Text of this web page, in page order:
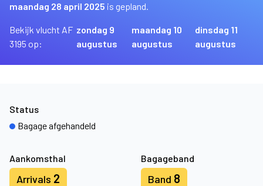
maandag 28 april 2025 is gepland.
Bekijk vlucht AF
3195 op:
zondag 9
augustus
maandag 10
augustus
dinsdag 11
augustus
Aankomsthal
Arrivals 2
Bagageband
Band 8
Status
Bagage afgehandeld